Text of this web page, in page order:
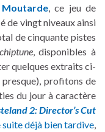
Moutarde, ce jeu de
de vingt niveaux ainsi
de cinquante pistes
chiptune, disponibles à
quelques extraits ci-
presque), profitons de
du jour à caractère
2: Director’s Cut
suite déjà bien tardive,